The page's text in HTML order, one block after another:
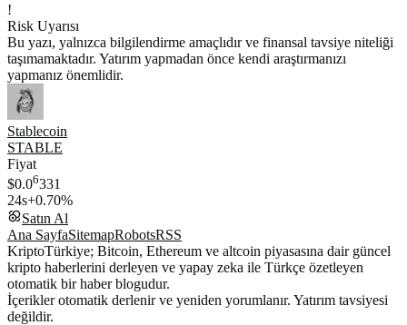
!
Risk Uyarısı
Bu yazı, yalnızca bilgilendirme amaçlıdır ve finansal tavsiye niteliği
taşımamaktadır. Yatırım yapmadan önce kendi araştırmanızı
yapmanız önemlidir.
Stablecoin
STABLE
Fiyat
$0.06331
24s+0.70%
Satın Al
Ana SayfaSitemapRobotsRSS
KriptoTürkiye; Bitcoin, Ethereum ve altcoin piyasasına dair güncel
kripto haberlerini derleyen ve yapay zeka ile Türkçe özetleyen
otomatik bir haber blogudur.
İçerikler otomatik derlenir ve yeniden yorumlanır. Yatırım tavsiyesi
değildir.